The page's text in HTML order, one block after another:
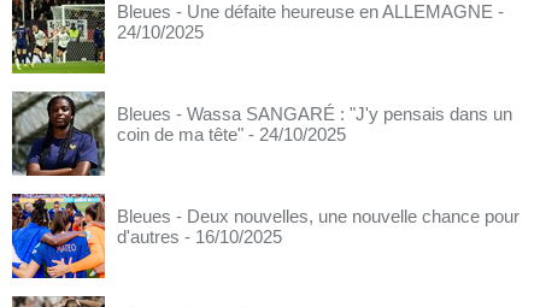
Bleues - Une défaite heureuse en ALLEMAGNE -
24/10/2025
Bleues - Wassa SANGARÉ : "J'y pensais dans un
coin de ma tête" - 24/10/2025
Bleues - Deux nouvelles, une nouvelle chance pour
d'autres - 16/10/2025